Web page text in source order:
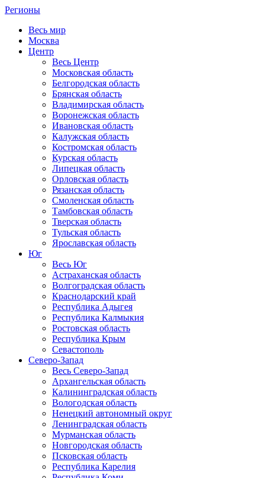
Регионы
Весь мир
Москва
Центр
Весь Центр
Московская область
Белгородская область
Брянская область
Владимирская область
Воронежская область
Ивановская область
Калужская область
Костромская область
Курская область
Липецкая область
Орловская область
Рязанская область
Смоленская область
Тамбовская область
Тверская область
Тульская область
Ярославская область
Юг
Весь Юг
Астраханская область
Волгоградская область
Краснодарский край
Республика Адыгея
Республика Калмыкия
Ростовская область
Республика Крым
Севастополь
Северо-Запад
Весь Северо-Запад
Архангельская область
Калининградская область
Вологодская область
Ненецкий автономный округ
Ленинградская область
Мурманская область
Новгородская область
Псковская область
Республика Карелия